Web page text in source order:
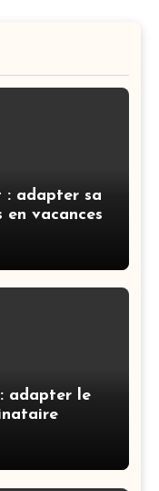
: adapter sa
vacances
adapter le